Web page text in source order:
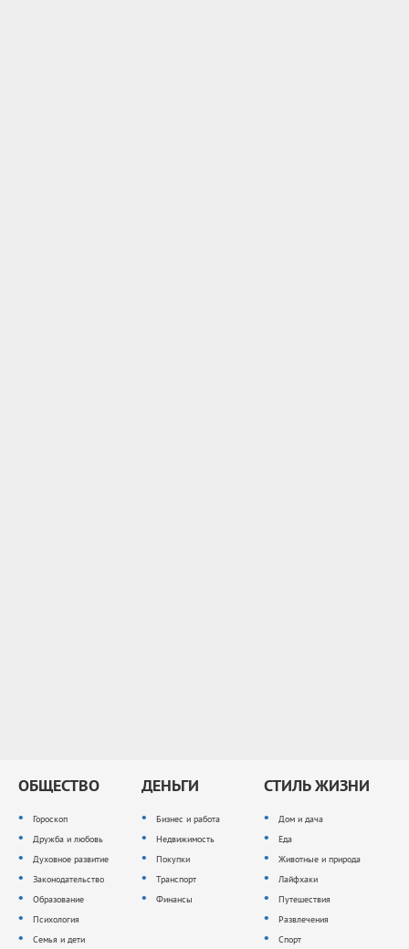
ОБЩЕСТВО
Гороскоп
Дружба и любовь
Духовное развитие
Законодательство
Образование
Психология
Семья и дети
ДЕНЬГИ
Бизнес и работа
Недвижимость
Покупки
Транспорт
Финансы
СТИЛЬ ЖИЗНИ
Дом и дача
Еда
Животные и природа
Лайфхаки
Путешествия
Развлечения
Спорт